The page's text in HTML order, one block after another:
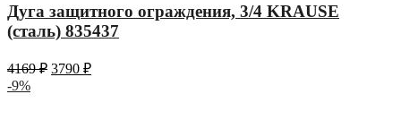
Дуга защитного ограждения, 3/4 KRAUSE
(сталь) 835437
4169₽ 3790 ₽
-9%